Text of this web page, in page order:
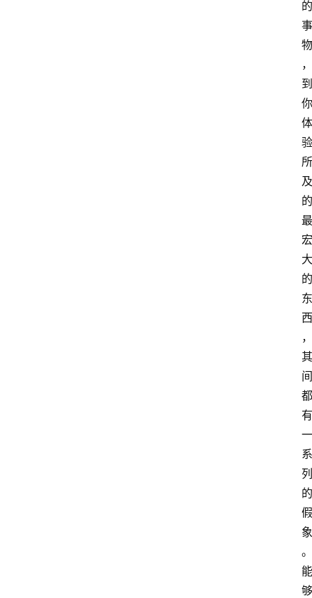
的
事
物
，
到
你
体
验
所
及
的
最
宏
大
的
东
西
，
其
间
都
有
一
系
列
的
假
象
。
能
够